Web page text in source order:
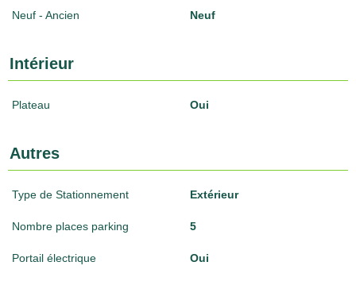
Neuf - Ancien Neuf
Intérieur
Plateau Oui
Autres
Type de Stationnement Extérieur
Nombre places parking 5
Portail électrique Oui